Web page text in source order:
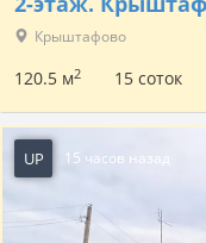
Крыштафово
120.5 м2 15 соток
UP 15 часов назад